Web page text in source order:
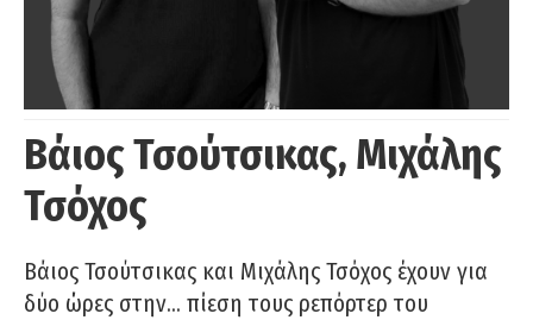
Βάιος Τσούτσικας, Μιχάλης
Τσόχος
Βάιος Τσούτσικας και Μιχάλης Τσόχος έχουν για
δύο ώρες στην… πίεση τους ρεπόρτερ του